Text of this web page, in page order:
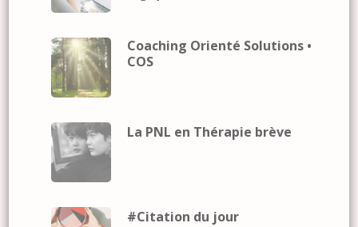
Coaching Orienté Solutions •
COS
La PNL en Thérapie brève
#Citation du jour